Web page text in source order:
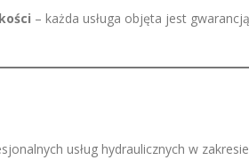
– każda usługa objęta jest
usług hydraulicznych w